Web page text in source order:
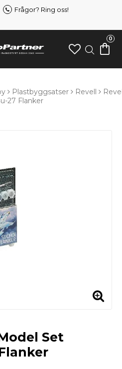
Frågor? Ring oss!
0
Plastbyggsatser Revell
27 Flanker
Set